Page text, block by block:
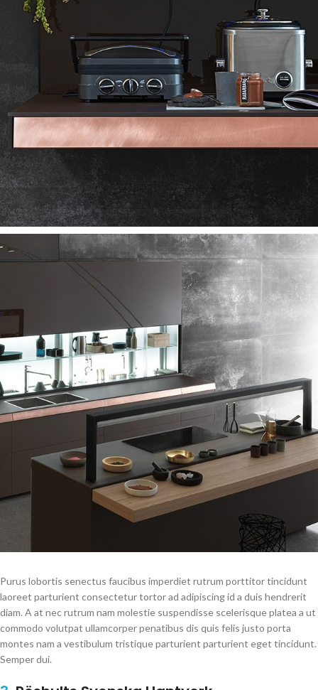
Purus lobortis senectus faucibus imperdiet rutrum porttitor tincidunt
laoreet parturient consectetur tortor ad adipiscing id a duis hendrerit
diam. A at nec rutrum nam molestie suspendisse scelerisque platea a ut
commodo volutpat ullamcorper penatibus dis quis felis justo porta
montes nam a vestibulum tristique parturient parturient eget tincidunt.
Semper dui.